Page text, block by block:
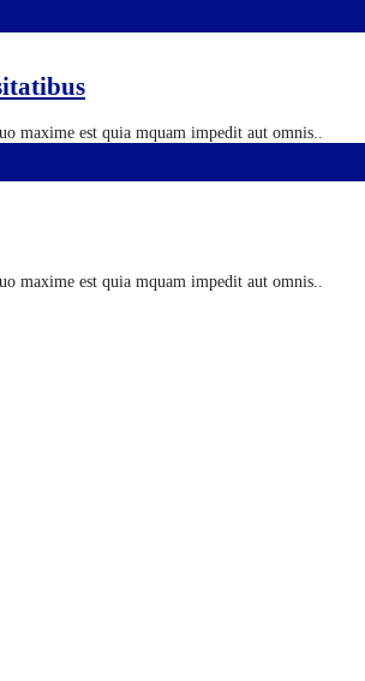
maxime est quia mquam impedit aut omnis..
maxime est quia mquam impedit aut omnis..